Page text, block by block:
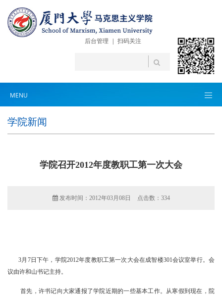
后台管理 扫码关注
MENU
学院新闻
学院召开2012年度教职工第一次大会
发布时间：2012年03月08日 点击数： 334
3月7日下午，学院2012年度教职工第一次大会在成智楼301会议室举行。会
议由许和山书记主持。
首先，许书记向大家通报了学院近期的一些基本工作。从寒假到现在，院